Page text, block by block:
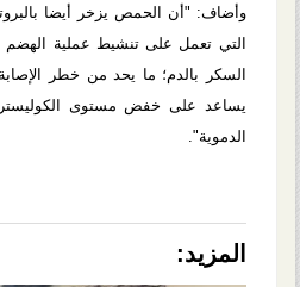
وأضاف: "أن الحمص يزخر أيضا بالبروتين
التي تعمل على تنشيط عملية
السكر بالدم؛ ما يحد من خطر
يساعد على خفض مستوى
الدموية".
المزيد: